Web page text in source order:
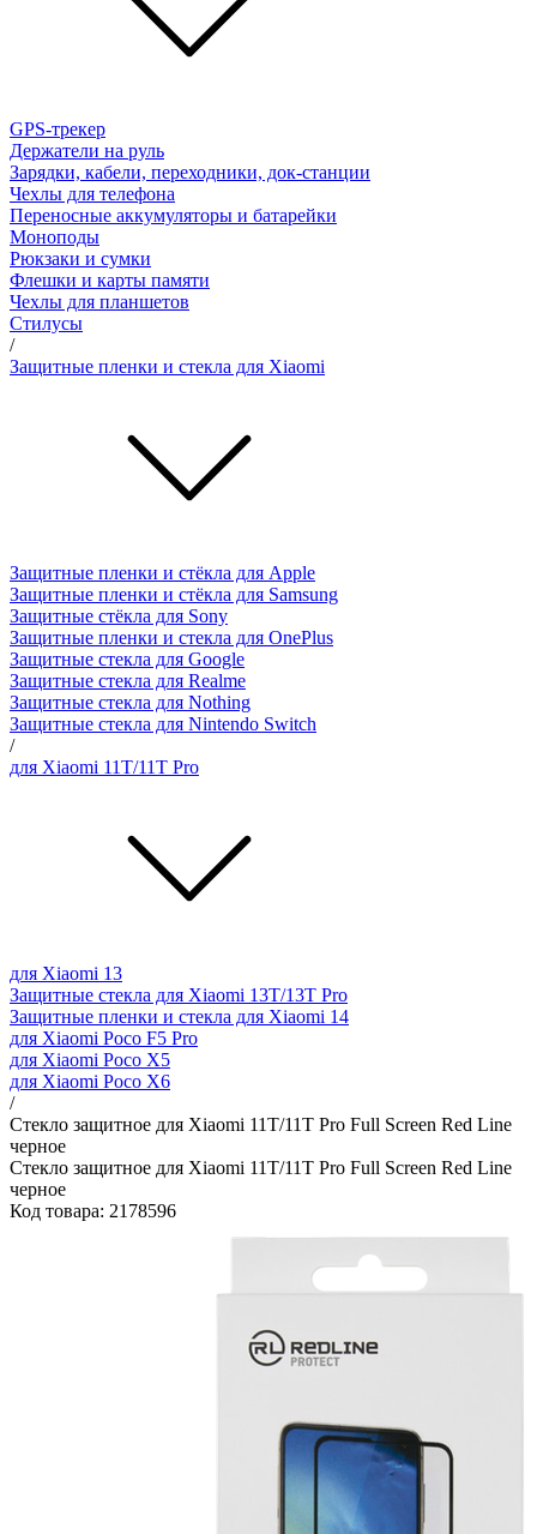
GPS-трекер
Держатели на руль
Зарядки, кабели, переходники, док-станции
Чехлы для телефона
Переносные аккумуляторы и батарейки
Моноподы
Рюкзаки и сумки
Флешки и карты памяти
Чехлы для планшетов
Стилусы
/
Защитные пленки и стекла для Xiaomi
Защитные пленки и стёкла для Apple
Защитные пленки и стёкла для Samsung
Защитные стёкла для Sony
Защитные пленки и стекла для OnePlus
Защитные стекла для Google
Защитные стекла для Realme
Защитные стекла для Nothing
Защитные стекла для Nintendo Switch
/
для Xiaomi 11T/11T Pro
для Xiaomi 13
Защитные стекла для Xiaomi 13T/13T Pro
Защитные пленки и стекла для Xiaomi 14
для Xiaomi Poco F5 Pro
для Xiaomi Poco X5
для Xiaomi Poco X6
/
Стекло защитное для Xiaomi 11T/11T Pro Full Screen Red Line
черное
Стекло защитное для Xiaomi 11T/11T Pro Full Screen Red Line
черное
Код товара: 2178596